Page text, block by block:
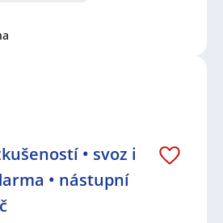
• svoz i
• nástupní